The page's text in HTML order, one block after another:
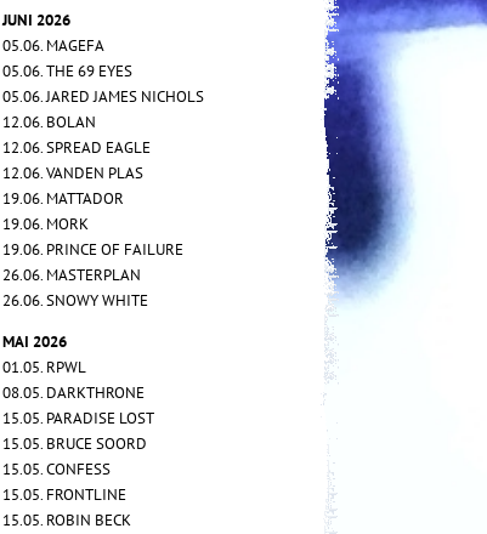
JUNI 2026
05.06. MAGEFA
05.06. THE 69 EYES
05.06. JARED JAMES NICHOLS
12.06. BOLAN
12.06. SPREAD EAGLE
12.06. VANDEN PLAS
19.06. MATTADOR
19.06. MORK
19.06. PRINCE OF FAILURE
26.06. MASTERPLAN
26.06. SNOWY WHITE
MAI 2026
01.05. RPWL
08.05. DARKTHRONE
15.05. PARADISE LOST
15.05. BRUCE SOORD
15.05. CONFESS
15.05. FRONTLINE
15.05. ROBIN BECK